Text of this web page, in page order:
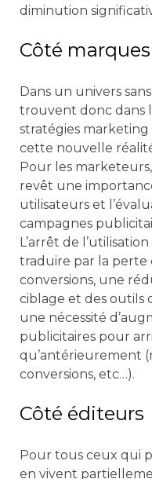
diminution
Côté
Dans un univers
trouvent donc dans
stratégies marketing
cette nouvelle
Pour les
revêt une
utilisateurs et
campagnes
L’arrêt de
traduire par la perte
conversions, une
ciblage et des outils
une nécessité
publicitaires pour
qu’antérieurement
conversions, etc…).
Côté éditeurs
Pour tous ceux qui
en vivent